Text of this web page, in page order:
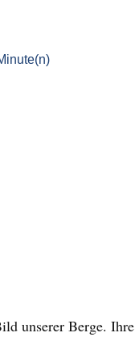
unserer Berge. Ihre